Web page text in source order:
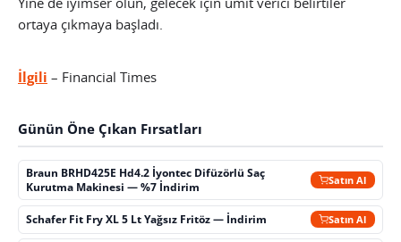
ortaya çıkmaya başladı.
İlgili – Financial Times
Günün Öne Çıkan Fırsatları
Braun BRHD425E Hd4.2 İyontec Difüzörlü Saç
Kurutma Makinesi — %7 İndirim
Satın Al
Schafer Fit Fry XL 5 Lt Yağsız Fritöz — İndirim Satın Al